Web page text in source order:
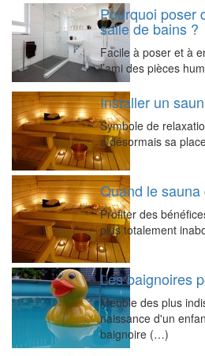
Pourquoi poser
salle de bains ?
Facile à poser et à
l’ami des pièces
Installer un
Symbole de
a désormais sa
Quand le
Profiter des
plus totalement
Les baignoires
Meuble des plus
naissance d'un
baignoire (…)